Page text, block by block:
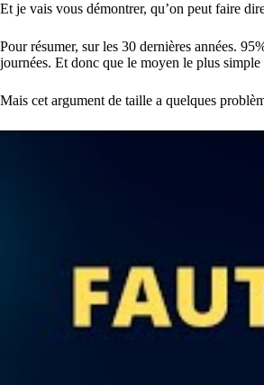
Et je vais vous démontrer, qu’on peut faire
Pour résumer, sur les 30 dernières années.
journées. Et donc que le moyen le plus
Mais cet argument de taille a quelques